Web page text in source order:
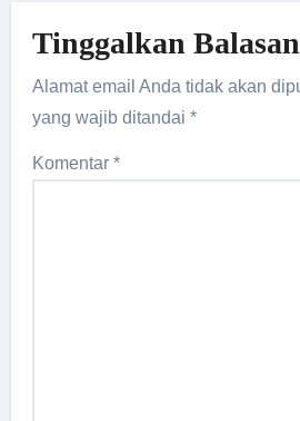
Tinggalkan Balasan
Alamat email Anda tidak akan
yang wajib ditandai*
Komentar*